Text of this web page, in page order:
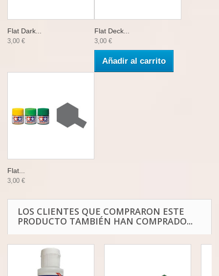
Flat Dark...
3,00 €
Flat Deck...
3,00 €
Añadir al carrito
Flat...
3,00 €
LOS CLIENTES QUE COMPRARON ESTE
PRODUCTO TAMBIÉN HAN COMPRADO...